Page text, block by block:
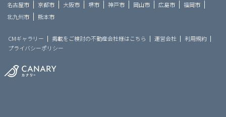
名古屋市
京都市 大阪市 堺市 神戸市 岡山市 広島市
福岡市
北九州市
熊本市
CMギャラリー 掲載をご検討の不動産会社様はこちら 運営会社
利用規約
プライバシーポリシー